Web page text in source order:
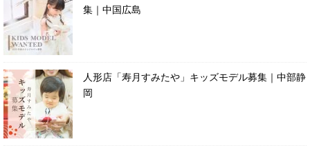
集｜中国広島
人形店「寿月すみたや」キッズモデル募集｜中部静
岡